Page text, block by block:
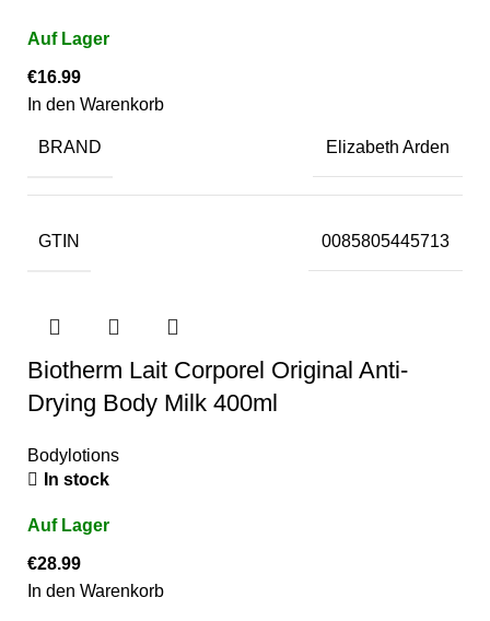
€16.99
In den Warenkorb
BRAND Elizabeth Arden
GTIN 0085805445713
Biotherm Lait Corporel Original Anti-
Drying Body Milk 400ml
Bodylotions
In stock
€28.99
In den Warenkorb